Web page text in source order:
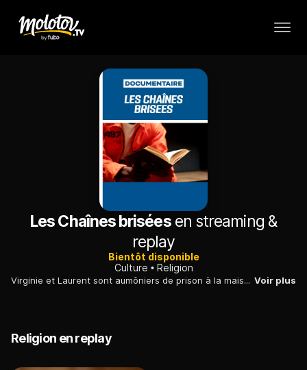
Les Chaînes briséesen streaming &
replay
Bientôt disponible
Culture
Religion
Virginie et Laurent sont aumôniers de prison à la maison d'arrêt de Caen. Ils y animent le parcours Alpha, qui permet de découvrir l'amour de Dieu. Voir plus
Religion en replay